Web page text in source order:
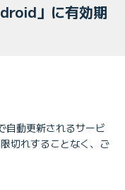
」に有効期
自動更新されるサービ
切れすることなく、ご